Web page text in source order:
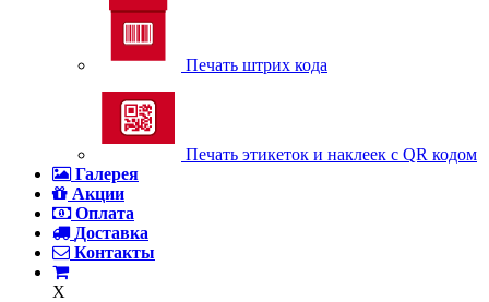
Печать штрих кода
Печать этикеток и наклеек с QR кодом
Галерея
Акции
Оплата
Доставка
Контакты
X